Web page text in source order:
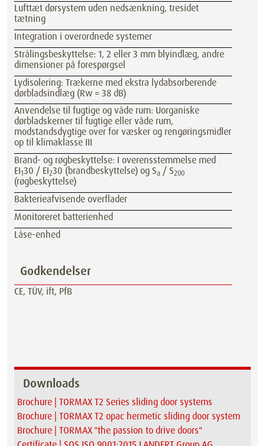
Lufttæt dørsystem uden nedsænkning, tresidet
tætning
Integration i overordnede systemer
Strålingsbeskyttelse: 1, 2 eller 3 mm blyindlæg, andre
dimensioner på forespørgsel
Lydisolering: Trækerne med ekstra lydabsorberende
dørbladsindlæg (Rw = 38 dB)
Anvendelse til fugtige og våde rum: Uorganiske
dørbladskerner til fugtige eller våde rum,
modstandsdygtige over for væsker og rengøringsmidler
op til klimaklasse III
Brand- og røgbeskyttelse: I overensstemmelse med
EI130 / EI230 (brandbeskyttelse) og Sa / S200
(røgbeskyttelse)
Bakterieafvisende overflader
Monitoreret batterienhed
Låse-enhed
Godkendelser
CE, TÜV, ift, PfB
Downloads
Brochure | TORMAX T2 Series sliding door systems
Brochure | TORMAX T2 opac hermetic sliding door system
Brochure | TORMAX "the passion to drive doors"